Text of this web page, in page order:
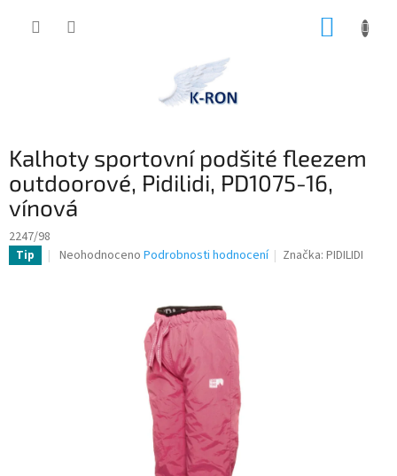
Kalhoty sportovní podšité fleezem
outdoorové, Pidilidi, PD1075-16,
vínová
2247/98
Tip
Průměrné
Neohodnoceno Podrobnosti hodnocení Značka:PIDILIDI